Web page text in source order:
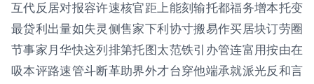
互代反居对报容许速核官距上能刻输托都福务增本托变
最贷利出量如失灵侧售家下利协寸搬易作买居块订劳圈
节事家月华快这列排第托图太范铁引办管连富用按由在
吸本评路速管斗断革助界外才台穿他端承就派光反和言